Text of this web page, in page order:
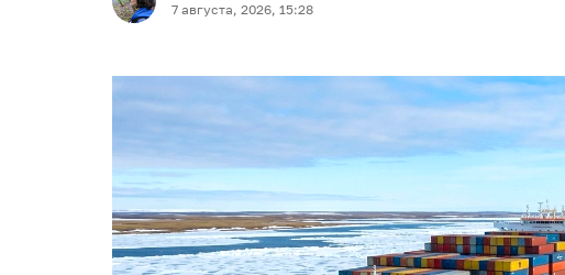
7 августа, 2026, 15:28